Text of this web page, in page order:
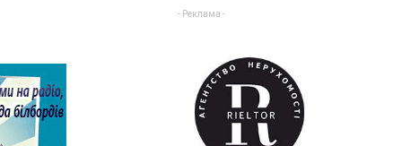
- Реклама -